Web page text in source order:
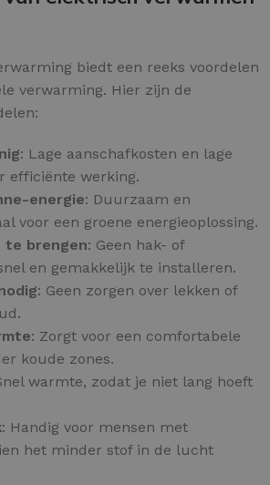
biedt een reeks voordelen
verwarming. Hier zijn de
: Lage aanschafkosten en lage
efficiënte werking.
energie: Duurzaam en
voor een groene energieoplossing.
te brengen: Geen hak- of
en gemakkelijk te installeren.
: Geen zorgen over lekken of
: Zorgt voor een comfortabele
koude zones.
warmte, zodat je niet lang hoeft
: Handig voor mensen met
het minder stof in de lucht